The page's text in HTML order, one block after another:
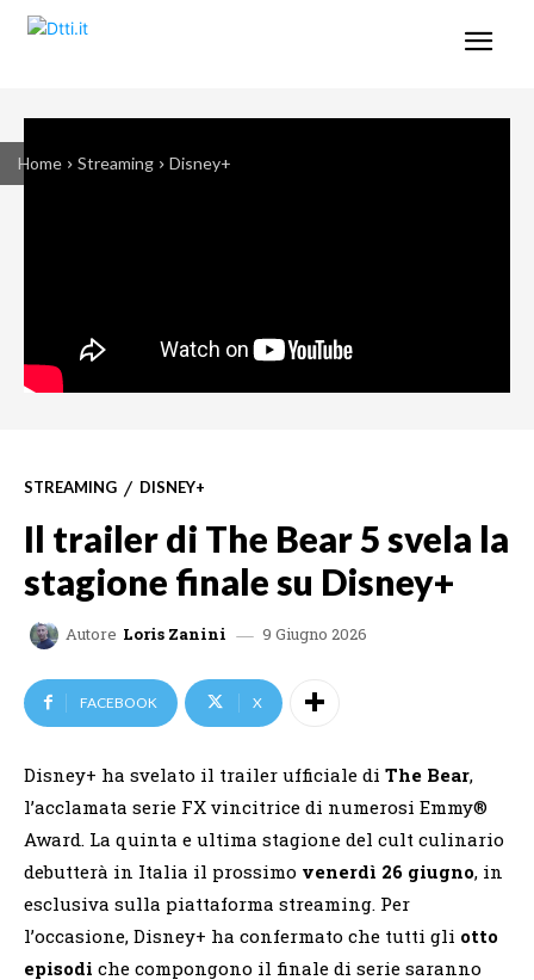
Home Streaming Disney+
STREAMING DISNEY+
Il trailer di The Bear 5 svela la
stagione finale su Disney+
Autore Loris Zanini 9 Giugno 2026
FACEBOOK X
Disney+ ha svelato il trailer ufficiale di The Bear,
l’acclamata serie FX vincitrice di numerosi Emmy®
Award. La quinta e ultima stagione del cult culinario
debutterà in Italia il prossimo venerdì 26 giugno, in
esclusiva sulla piattaforma streaming. Per
l’occasione, Disney+ ha confermato che tutti gli otto
episodi che compongono il finale di serie saranno